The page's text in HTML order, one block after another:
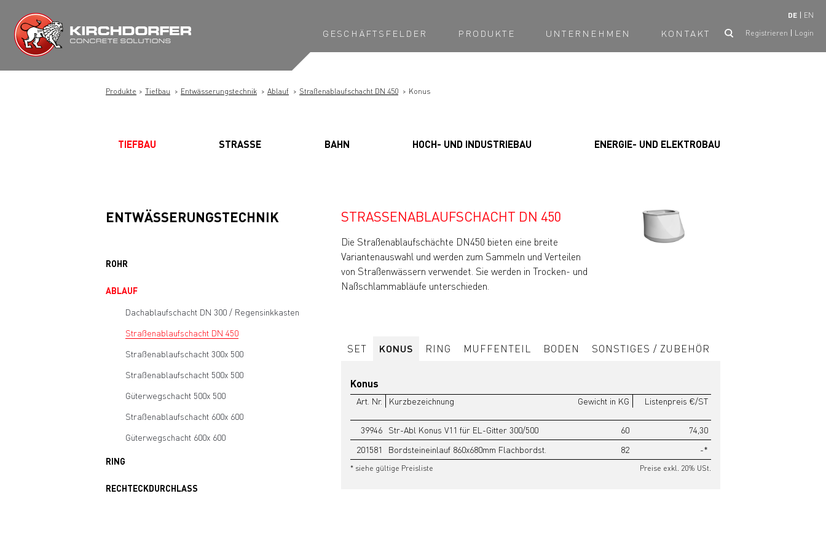
Inhalt
springen
DE EN
GESCHÄFTSFELDER PRODUKTE UNTERNEHMEN KONTAKT Registrieren Login
Produkte Tiefbau Entwässerungstechnik Ablauf Straßenablaufschacht DN 450 Konus
TIEFBAU STRASSE BAHN HOCH- UND INDUSTRIEBAU ENERGIE- UND ELEKTROBAU
ENTWÄSSERUNGSTECHNIK
ROHR
ABLAUF
Dachablaufschacht DN 300 / Regensinkkasten
Straßenablaufschacht DN 450
Straßenablaufschacht 300x 500
Straßenablaufschacht 500x 500
Güterwegschacht 500x 500
Straßenablaufschacht 600x 600
Güterwegschacht 600x 600
RING
RECHTECKDURCHLASS
STRASSENABLAUFSCHACHT DN 450
Die Straßenablaufschächte DN450 bieten eine breite
Variantenauswahl und werden zum Sammeln und Verteilen
von Straßenwässern verwendet. Sie werden in Trocken- und
Naßschlammabläufe unterschieden.
SET KONUS RING MUFFENTEIL BODEN SONSTIGES / ZUBEHÖR
Konus
Art. Nr. Kurzbezeichnung Gewicht in KG Listenpreis €/ST
39946 Str-Abl Konus V11 für EL-Gitter 300/500 60
74,30
201581
Bordsteineinlauf 860x680mm Flachbordst. 82 -*
* siehe gültige Preisliste Preise exkl. 20% USt.